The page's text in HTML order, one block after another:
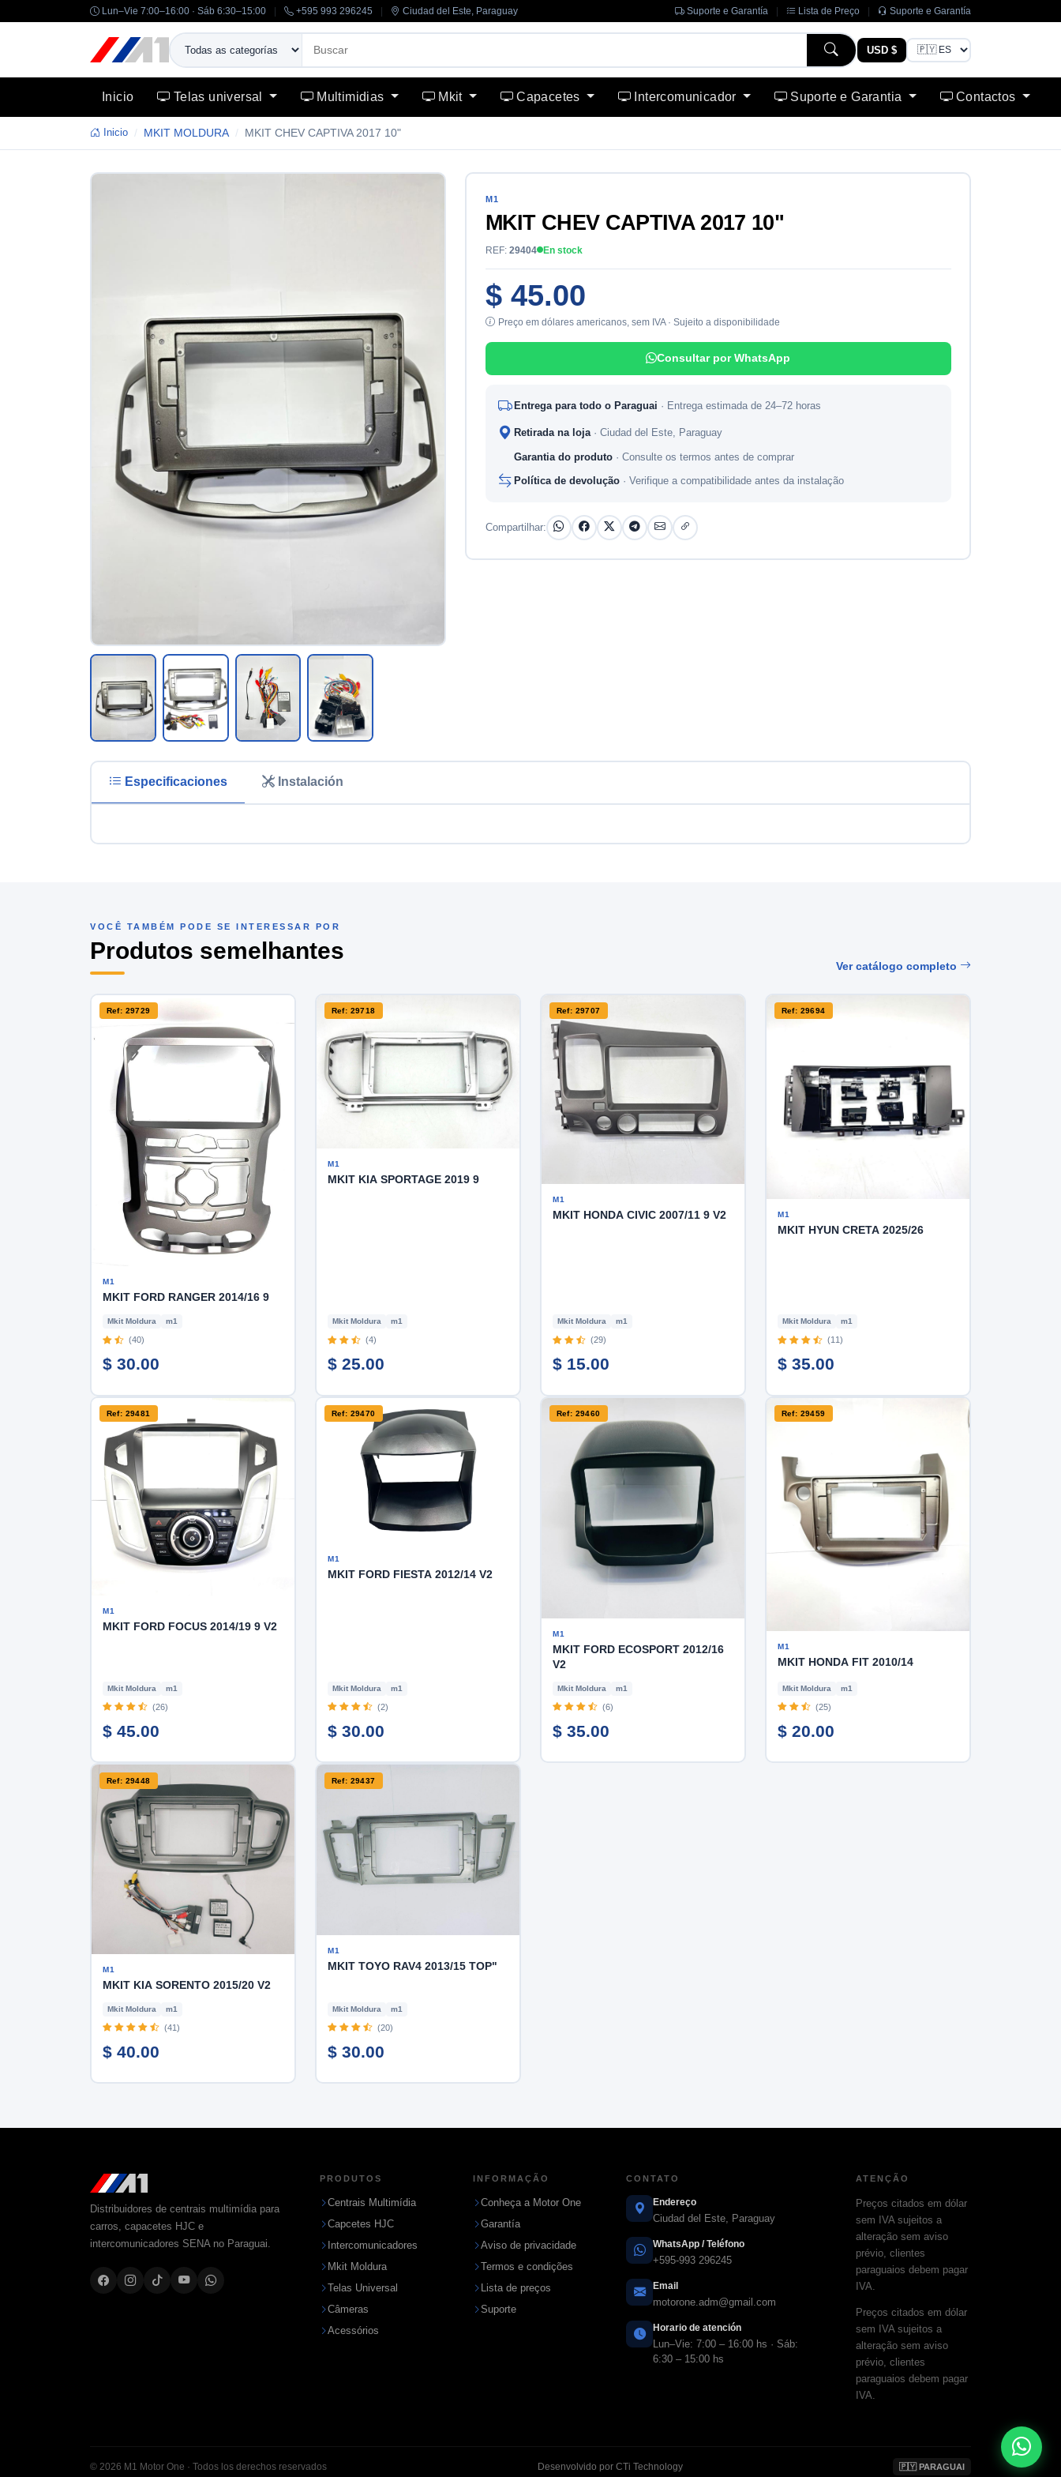
Lun–Vie 7:00–16:00 · Sáb 6:30–15:00 +595 993 296245 Ciudad del Este, Paraguay Suporte e Garantía Lista de Preço Suporte e Garantía
USD $
Inicio Telas universal Multimidias Mkit Capacetes Intercomunicador Suporte e Garantia Contactos
Inicio MKIT MOLDURA MKIT CHEV CAPTIVA 2017 10"
M1
MKIT CHEV CAPTIVA 2017 10"
REF: 29404 En stock
$ 45.00
Preço em dólares americanos, sem IVA · Sujeito a disponibilidade
Consultar por WhatsApp
Entrega para todo o Paraguai · Entrega estimada de 24–72 horas
Retirada na loja · Ciudad del Este, Paraguay
Garantia do produto · Consulte os termos antes de comprar
Política de devolução · Verifique a compatibilidade antes da instalação
Compartilhar:
Especificaciones Instalación
VOCÊ TAMBÉM PODE SE INTERESSAR POR
Produtos semelhantes
Ver catálogo completo
Ref: 29729
M1
MKIT FORD RANGER 2014/16 9
Mkit Moldura m1
(40)
$ 30.00
Ref: 29718
M1
MKIT KIA SPORTAGE 2019 9
Mkit Moldura m1
(4)
$ 25.00
Ref: 29707
M1
MKIT HONDA CIVIC 2007/11 9 V2
Mkit Moldura m1
(29)
$ 15.00
Ref: 29694
M1
MKIT HYUN CRETA 2025/26
Mkit Moldura m1
(11)
$ 35.00
Ref: 29481
M1
MKIT FORD FOCUS 2014/19 9 V2
Mkit Moldura m1
(26)
$ 45.00
Ref: 29470
M1
MKIT FORD FIESTA 2012/14 V2
Mkit Moldura m1
(2)
$ 30.00
Ref: 29460
M1
MKIT FORD ECOSPORT 2012/16
V2
Mkit Moldura m1
(6)
$ 35.00
Ref: 29459
M1
MKIT HONDA FIT 2010/14
Mkit Moldura m1
(25)
$ 20.00
Ref: 29448
M1
MKIT KIA SORENTO 2015/20 V2
Mkit Moldura m1
(41)
$ 40.00
Ref: 29437
M1
MKIT TOYO RAV4 2013/15 TOP"
Mkit Moldura m1
(20)
$ 30.00
Distribuidores de centrais multimídia para
carros, capacetes HJC e
intercomunicadores SENA no Paraguai.
PRODUTOS
Centrais Multimídia
Capcetes HJC
Intercomunicadores
Mkit Moldura
Telas Universal
Câmeras
Acessórios
INFORMAÇÃO
Conheça a Motor One
Garantía
Aviso de privacidade
Termos e condições
Lista de preços
Suporte
CONTATO
Endereço
Ciudad del Este, Paraguay
WhatsApp / Teléfono
+595-993 296245
Email
motorone.adm@gmail.com
Horario de atención
Lun–Vie: 7:00 – 16:00 hs · Sáb:
6:30 – 15:00 hs
ATENÇÃO
Preços citados em dólar
sem IVA sujeitos a
alteração sem aviso
prévio, clientes
paraguaios debem pagar
IVA.
Preços citados em dólar
sem IVA sujeitos a
alteração sem aviso
prévio, clientes
paraguaios debem pagar
IVA.
© 2026 M1 Motor One · Todos los derechos reservados Desenvolvido por CTi Technology 🇵🇾 PARAGUAI